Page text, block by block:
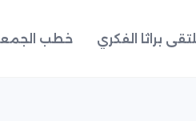
براثا الفكري خطب الجمعة